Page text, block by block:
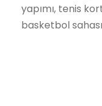
yapımı, tenis
basketbol